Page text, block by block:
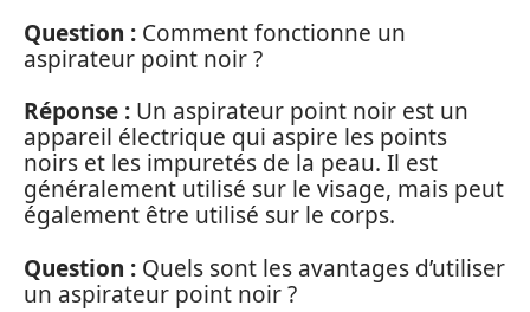
Question : Comment fonctionne un
aspirateur point noir ?
Réponse : Un aspirateur point noir est un
appareil électrique qui aspire les points
noirs et les impuretés de la peau. Il est
généralement utilisé sur le visage, mais peut
également être utilisé sur le corps.
Question : Quels sont les avantages d’utiliser
un aspirateur point noir ?